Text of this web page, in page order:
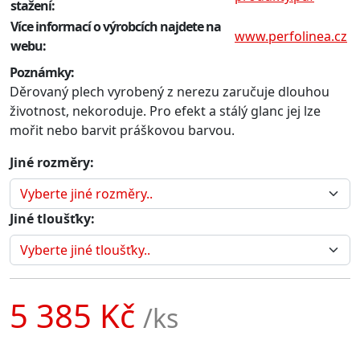
stažení:
Více informací o výrobcích najdete na
webu:
www.perfolinea.cz
Poznámky:
Děrovaný plech vyrobený z nerezu zaručuje dlouhou
životnost, nekoroduje. Pro efekt a stálý glanc jej lze
mořit nebo barvit práškovou barvou.
Jiné rozměry:
Jiné tloušťky:
5 385 Kč /ks